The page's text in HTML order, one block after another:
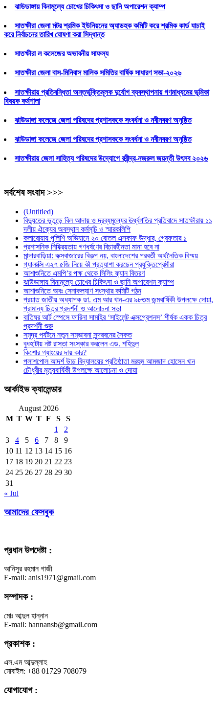
ঝাউডাঙ্গায় বিনামূল্যে চোখের চিকিৎসা ও ছানি অপারেশন ক্যাম্প
সাতক্ষীরা জেলা মটর শ্রমিক ইউনিয়নের অ্যাডহক কমিটি করে শ্রমিক কার্ড যাচাই
করে নির্বাচনের তারিখ ঘোষণা করা সিদ্ধান্ত
সাতক্ষীরা ল কলেজের অভাবনীয় সাফল্য
সাতক্ষীরা জেলা বাস-মিনিবাস মালিক সমিতির বার্ষিক সাধারণ সভা-২০২৬
সাতক্ষীরায় প্রতিবন্ধিতা অন্তর্ভুক্তিমূলক দুর্যোগ ব্যবস্থাপনায় গণমাধ্যমের ভূমিকা
বিষয়ক কর্মশালা
ঝাউডাঙ্গা কলেজে জেলা পরিষদের প্রশাসককে সংবর্ধনা ও নবীনবরণ অনুষ্ঠিত
ঝাউডাঙ্গা কলেজে জেলা পরিষদের প্রশাসককে সংবর্ধনা ও নবীনবরণ অনুষ্ঠিত
সাতক্ষীরায় জেলা সাহিত্য পরিষদের উদ্যোগে রবীন্দ্র-নজরুল জয়ন্তী উৎসব ২০২৬
সর্বশেষ সংবাদ >>>
(Untitled)
বিদ্যুতের ভূতুড়ে বিল আদায় ও দ্রব্যমূল্যের ঊর্ধ্বগতির প্রতিবাদে সাতক্ষীরায় ১১
দলীয় ঐক্যের অবস্থান কর্মসূচি ও স্মারকলিপি
কলারোয়ায় পুলিশি অভিযানে ২০ বোতল এসকাফ উদ্ধার, গ্রেফতার ১
প্রশাসনিক নিষ্ক্রিয়তায় গণধর্ষণের বিচারহীনতা মানা হবে না
মান্দারবাড়িয়া: কক্সবাজারের বিকল্প নয়, বাংলাদেশের পরবর্তী অর্থনৈতিক বিস্ময়
গ্যালাক্সি এ২৭ ৫জি নিয়ে কী প্রত্যাশা করছেন প্রযুক্তিপ্রেমীরা
আশাশুনিতে এমপি’র পক্ষ থেকে সিলিং ফ্যান বিতরণ
ঝাউডাঙ্গায় বিনামূল্যে চোখের চিকিৎসা ও ছানি অপারেশন ক্যাম্প
আশাশুনিতে অবঃ সেনাকল্যাণ সংস্থার কমিটি গঠন
প্রয়াত জাতীয় অধ্যাপক ডা. এম আর খান-এর ৯৮তম জন্মবার্ষিকী উপলক্ষে দোয়া,
প্রামান্য চিত্র প্রদর্শনী ও আলোচনা সভা
বাতিঘর আর্ট স্পেসে ফারিনা সামহির ‘সাইলেন্ট এক্সপ্রেশনস’ শীর্ষক একক চিত্র
প্রদর্শনী শুরু
সমুদ্র পর্যটনে নতুন সম্ভাবনা সুন্দরবনের সৈকত
বুধহাটায় নষ্ট রাস্তা সংস্কার করলেন এড. শহিদুল
কিশোর গ্যাংয়ের দায় কার?
পলাশপোল আদর্শ উচ্চ বিদ্যালয়ের প্রতিষ্ঠাতা মরহুম আমজাদ হোসেন খান
চৌধুরীর মৃত্যুবার্ষিকী উপলক্ষে আলোচনা ও দোয়া
আর্কাইভ ক্যালেন্ডার
August 2026
M T W T F S
S
1
2
3
4 5 6 7 8
9
10 11 12 13 14 15 16
17 18 19 20 21 22 23
24 25 26 27 28 29 30
31
« Jul
আমাদের ফেসবুক
প্রধান উপদেষ্টা :
আনিসুর রহমান গাজী
E-mail: anis1971@gmail.com
সম্পাদক :
মোঃ আব্দুল হান্নান
E-mail: hannansb@gmail.com
প্রকাশক :
এস.এম আব্দুল্লাহ
মোবাইল: +88 01729 708079
যোগাযোগ :